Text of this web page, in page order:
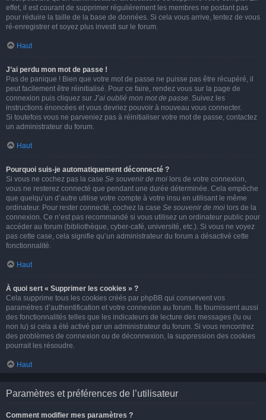
effet, il est courant de supprimer régulièrement les membres ne postant pas
pour réduire la taille de la base de données. Si cela vous arrive, tentez de vous
ré-enregistrer et soyez plus investi sur le forum.
Haut
J’ai perdu mon mot de passe !
Pas de panique ! Bien que votre mot de passe ne puisse pas être récupéré, il
peut facilement être réinitialisé. Pour ce faire, rendez vous sur la page de
connexion puis cliquez sur J’ai oublié mon mot de passe. Suivez les
instructions énoncées et vous devriez pouvoir à nouveau vous connecter.
Si toutefois vous ne parveniez pas à réinitialiser votre mot de passe, contactez
un administrateur du forum.
Haut
Pourquoi suis-je automatiquement déconnecté ?
Si vous ne cochez pas la case Se souvenir de moi lors de votre connexion,
vous ne resterez connecté que pendant une durée déterminée. Cela empêche
que quelqu’un d’autre utilise votre compte à votre insu en utilisant le même
ordinateur. Pour rester connecté, cochez la case Se souvenir de moi lors de la
connexion. Ce n’est pas recommandé si vous utilisez un ordinateur public pour
accéder au forum (bibliothèque, cyber-café, université, etc.). Si vous ne voyez
pas cette case, cela signifie qu’un administrateur du forum a désactivé cette
fonctionnalité.
Haut
À quoi sert « Supprimer les cookies » ?
Cela supprime tous les cookies créés par phpBB qui conservent vos
paramètres d’authentification et votre connexion au forum. Ils fournissent aussi
des fonctionnalités telles que les indicateurs de lecture des messages (lu ou
non lu) si cela a été activé par un administrateur du forum. Si vous rencontrez
des problèmes de connexion ou de déconnexion, la suppression des cookies
pourrait les résoudre.
Haut
Paramètres et préférences de l’utilisateur
Comment modifier mes paramètres ?